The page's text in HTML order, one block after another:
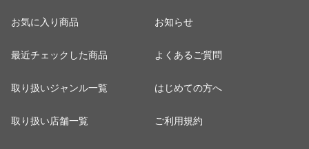
お気に入り商品
最近チェックした商品
取り扱いジャンル一覧
取り扱い店舗一覧
お知らせ
よくあるご質問
はじめての方へ
ご利用規約